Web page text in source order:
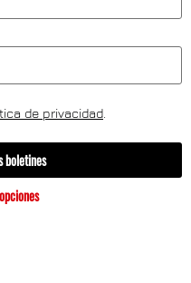
de privacidad
boletines